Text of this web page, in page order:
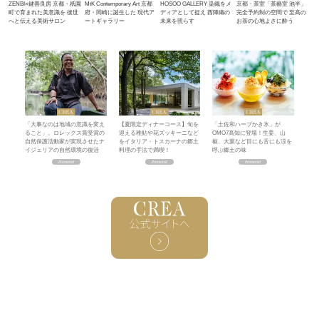
ZENBI×鍵善良房 京都・祇園
町で育まれた美意識を 後世
へと伝える美術サロン
MtK Contemporary Art 京都
府・岡崎に誕生した 現代ア
ートギャラリー
HOSOO GALLERY 染織をメ
ディアとして捉え 西陣織の
未来を照らす
京都・茶室「茶藝室 池半」
完全予約制の空間で 至高の
お茶の心地よさに酔う
「大事なのは地域の意識を変え
ること」。ロレックス賞受賞の
自然保護活動家が実現させたナ
イジェリアの自然環境の復活
【夏限定ディナーコース】旬を
迎える稚鮎や花ズッキーニなど
をイタリア・トスカーナの郷土
料理の手法で満喫！
「土佐和ハーブかき氷」が
OMO7高知に登場！生姜、山
椒、大葉など目にも舌にも涼を
呼ぶ郷土の味